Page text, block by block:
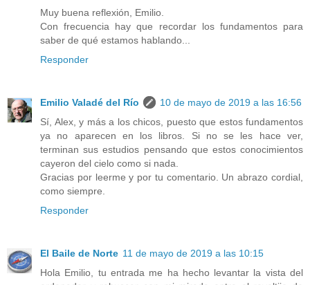
Muy buena reflexión, Emilio.
Con frecuencia hay que recordar los fundamentos para
saber de qué estamos hablando...
Responder
Emilio Valadé del Río
10 de mayo de 2019 a las 16:56
Sí, Alex, y más a los chicos, puesto que estos fundamentos
ya no aparecen en los libros. Si no se les hace ver,
terminan sus estudios pensando que estos conocimientos
cayeron del cielo como si nada.
Gracias por leerme y por tu comentario. Un abrazo cordial,
como siempre.
Responder
El Baile de Norte 11 de mayo de 2019 a las 10:15
Hola Emilio, tu entrada me ha hecho levantar la vista del